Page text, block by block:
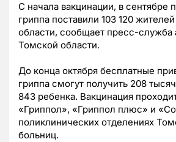
С начала вакцинации, в сентябре
гриппа поставили 103 120
области, сообщает пресс-служба
Томской области.
До конца октября бесплатные
гриппа смогут получить 208
843 ребенка. Вакцинация
«Гриппол», «Гриппол плюс» и
поликлинических отделениях
больниц.